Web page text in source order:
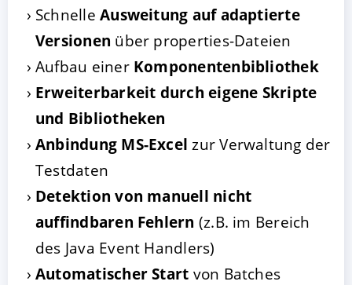
SchnelleAusweitung auf adaptierte
Versionen über properties-Dateien
Aufbau einer Komponentenbibliothek
Erweiterbarkeit durch eigene Skripte
und Bibliotheken
Anbindung MS-Excel zur Verwaltung der
Testdaten
Detektion von manuell nicht
auffindbaren Fehlern (z.B. im Bereich
des Java Event Handlers)
Automatischer Start von Batches